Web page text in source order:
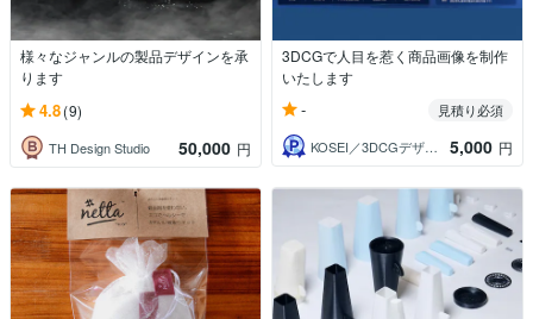
様々なジャンルの製品デザインを承
ります
4.8(9)
TH Design Studio 50,000 円
3DCGで人目を惹く商品画像を制作
いたします
-
見積り必須
KOSEI／3DCGデザイナー
5,000 円